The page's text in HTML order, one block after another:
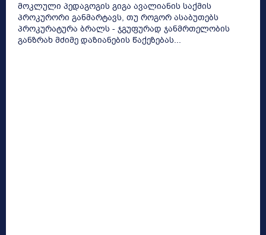
მოკლული პედაგოგის გიგა ავალიანის საქმის
პროკურორი განმარტავს, თუ როგორ ასაბუთებს
პროკურატურა ბრალს - ჯგუფურად ჯანმრთელობის
განზრახ მძიმე დაზიანების წაქეზებას...